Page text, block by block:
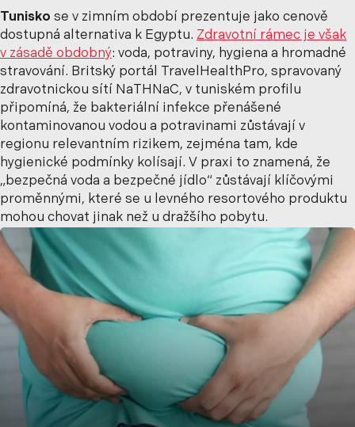
Tunisko se v zimním období prezentuje jako cenově
dostupná alternativa k Egyptu. Zdravotní rámec je však
v zásadě obdobný: voda, potraviny, hygiena a hromadné
stravování. Britský portál TravelHealthPro, spravovaný
zdravotnickou sítí NaTHNaC, v tuniském profilu
připomíná, že bakteriální infekce přenášené
kontaminovanou vodou a potravinami zůstávají v
regionu relevantním rizikem, zejména tam, kde
hygienické podmínky kolísají. V praxi to znamená, že
„bezpečná voda a bezpečné jídlo“ zůstávají klíčovými
proměnnými, které se u levného resortového produktu
mohou chovat jinak než u dražšího pobytu.